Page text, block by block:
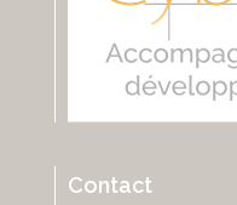
Contact